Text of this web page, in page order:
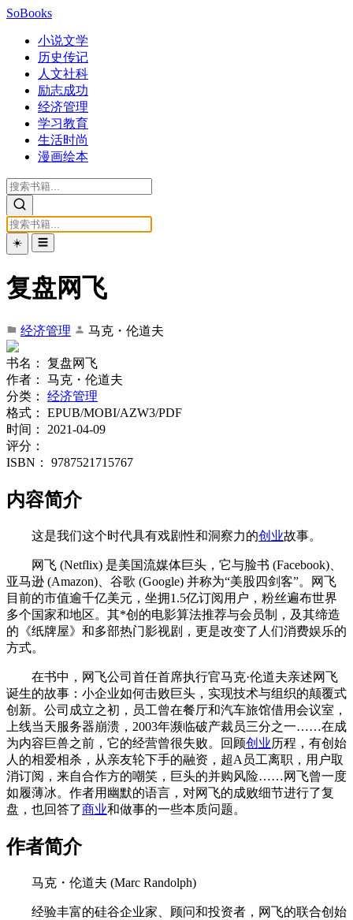
SoBooks
小说文学
历史传记
人文社科
励志成功
经济管理
学习教育
生活时尚
漫画绘本
☀️ ☰
复盘网飞
经济管理 马克・伦道夫
书名：
复盘网飞
作者：
马克・伦道夫
分类：
经济管理
格式：
EPUB/MOBI/AZW3/PDF
时间：
2021-04-09
评分：
ISBN：
9787521715767
内容简介
这是我们这个时代具有戏剧性和洞察力的创业故事。
网飞 (Netflix) 是美国流媒体巨头，它与脸书 (Facebook)、
亚马逊 (Amazon)、谷歌 (Google) 并称为“美股四剑客”。网飞
目前的市值逾千亿美元，坐拥1.5亿订阅用户，粉丝遍布世界
多个国家和地区。其*创的电影算法推荐与会员制，及其缔造
的《纸牌屋》和多部热门影视剧，更是改变了人们消费娱乐的
方式。
在书中，网飞公司首任首席执行官马克·伦道夫亲述网飞
诞生的故事：小企业如何击败巨头，实现技术与组织的颠覆式
创新。公司成立之初，员工曾在餐厅和汽车旅馆借用会议室，
上线当天服务器崩溃，2003年濒临破产裁员三分之一……在成
为内容巨兽之前，它的经营曾很失败。回顾创业历程，有创始
人的相爱相杀，从亲友轮下手的融资，超A员工离职，用户取
消订阅，来自合作方的嘲笑，巨头的并购风险……网飞曾一度
如履薄冰。作者用幽默的语言，对网飞的成败细节进行了复
盘，也回答了商业和做事的一些本质问题。
作者简介
马克・伦道夫 (Marc Randolph)
经验丰富的硅谷企业家、顾问和投资者，网飞的联合创始